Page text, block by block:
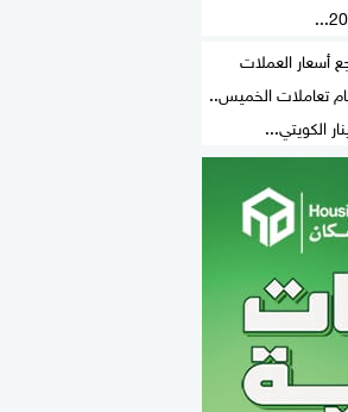
أسعار العملات
تعاملات الخميس..
الكويتي...